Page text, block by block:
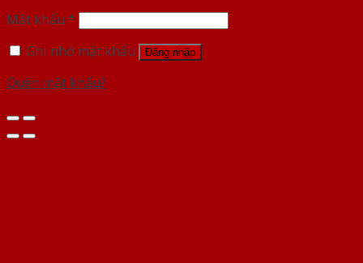
Mật khẩu *
Ghi nhớ mật khẩu
Đăng nhập
Quên mật khẩu?